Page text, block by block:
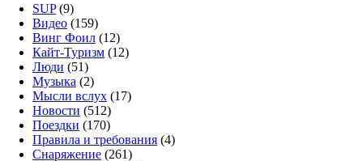
SUP(9)
Видео (159)
Винг Фоил (12)
Кайт-Туризм (12)
Люди (51)
Музыка (2)
Мысли вслух (17)
Новости (512)
Поездки (170)
Правила и требования (4)
Снаряжение (261)